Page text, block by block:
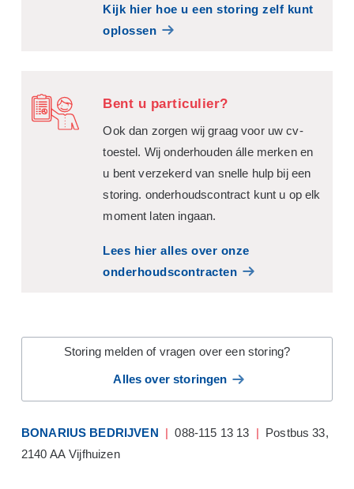
Kijk hier hoe u een storing zelf kunt
oplossen
Bent u particulier?
Ook dan zorgen wij graag voor uw cv-
toestel. Wij onderhouden álle merken en
u bent verzekerd van snelle hulp bij een
storing. onderhoudscontract kunt u op elk
moment laten ingaan.
Lees hier alles over onze
onderhoudscontracten
Storing melden of vragen over een storing?
Alles over storingen
BONARIUS BEDRIJVEN | 088-115 13 13 | Postbus 33,
2140 AA Vijfhuizen